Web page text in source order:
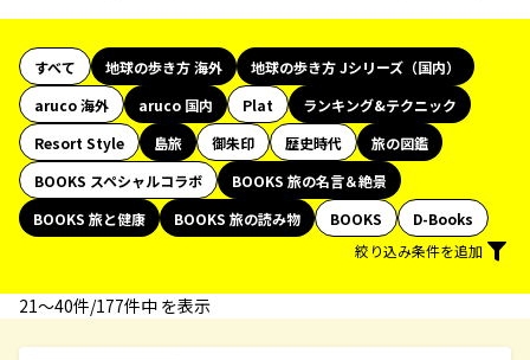
すべて 地球の歩き方 海外
地球の歩き方 Jシリーズ（国内）
aruco 海外
aruco 国内 Plat
ランキング&テクニック
Resort Style
島旅 御朱印 歴史時代
旅の図鑑
BOOKS スペシャルコラボ
BOOKS 旅の名言＆絶景
BOOKS 旅と健康
BOOKS 旅の読み物 BOOKS
D-Books
絞り込み条件を追加
21〜40件/177件中 を表示